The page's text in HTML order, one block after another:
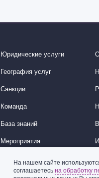
Юридические услуги
География услуг
Санкции
Команда
База знаний
Мероприятия
На нашем сайте
соглашаетесь на обработку